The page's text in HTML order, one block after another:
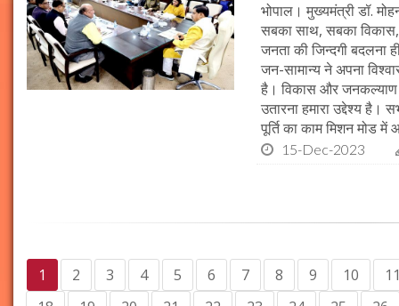
भोपाल। मुख्यमंत्री डॉ.
सबका साथ, सबका
जनता की जिन्दगी बदलना
जन-सामान्य ने अपना
है। विकास और
उतारना हमारा उद्देश्य
पूर्ति का काम मिशन मोड
15-Dec-2023
1 2 3 4 5 6 7 8 9 10